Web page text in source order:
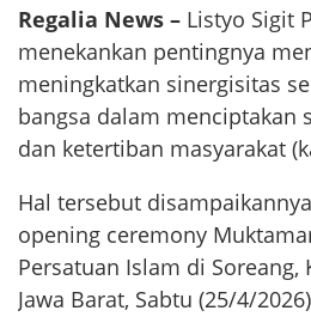
Regalia News – Listyo Sigit
menekankan pentingnya
meningkatkan sinergisitas
bangsa dalam menciptakan
dan ketertiban masyarakat
Hal tersebut
opening ceremony
Persatuan Islam di Soreang,
Jawa Barat, Sabtu (25/4/